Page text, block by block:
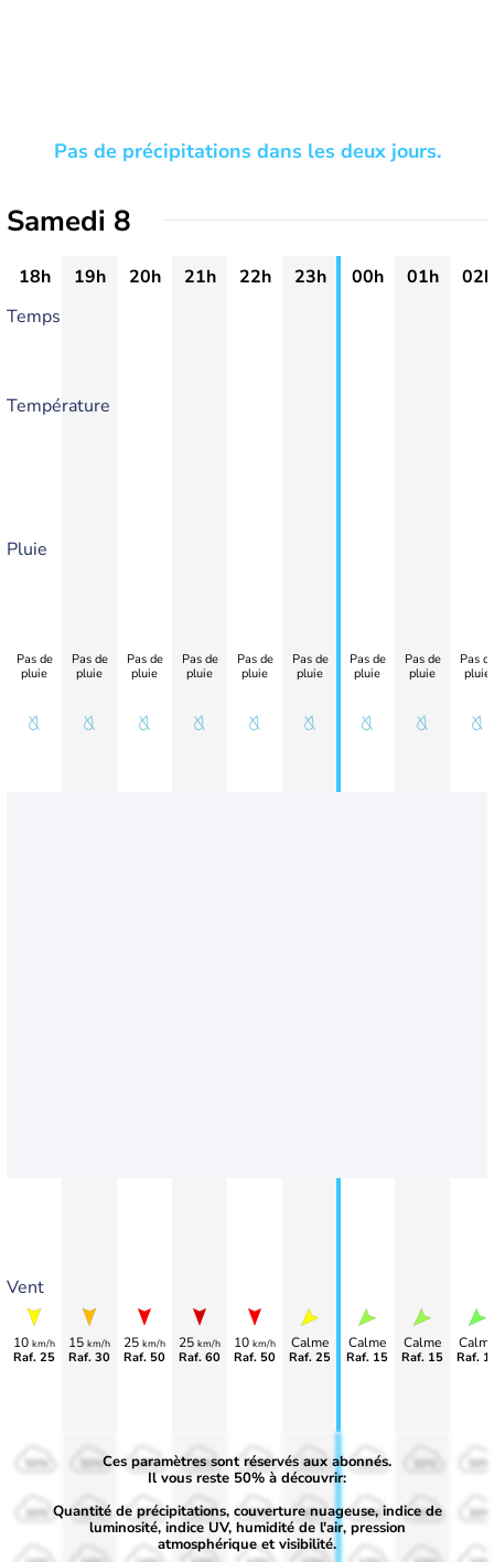
Pas de précipitations dans les deux jours.
Samedi 8
18h 19h 20h 21h 22h 23h 00h 01h
02h
Temps
Température
Pluie
Vent
Pas de
pluie
10 km/h
Raf. 25
Pas de
pluie
15 km/h
Raf. 30
Pas de
pluie
25 km/h
Raf. 50
Pas de
pluie
25 km/h
Raf. 60
Pas de
pluie
10 km/h
Raf. 50
Pas de
pluie
Calme
Raf. 25
Pas de
pluie
Calme
Raf. 15
Pas de
pluie
Calme
Raf. 15
Pas
pluie
Raf.
50%
30%
50%
30%
50%
30%
50%
30%
50%
30%
50%
30%
50%
30% 30% 30%
Ces paramètres sont réservés aux abonnés.
Il vous reste 50% à découvrir:
Quantité de précipitations, couverture nuageuse, indice de
luminosité, indice UV, humidité de l'air, pression
atmosphérique et visibilité.